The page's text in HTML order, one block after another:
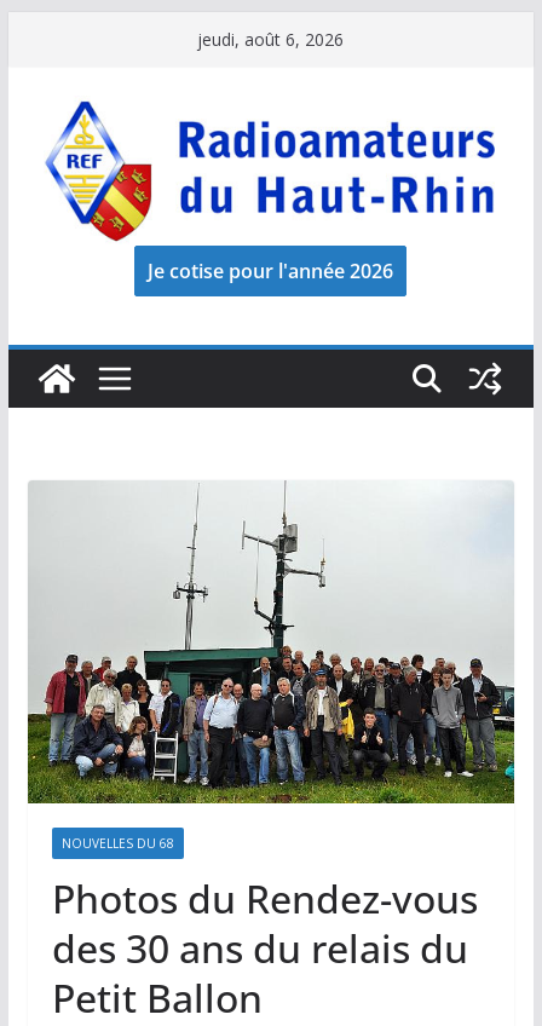
contenu
jeudi, août 6, 2026
NOUVELLES DU 68
Photos du Rendez-vous
des 30 ans du relais du
Petit Ballon